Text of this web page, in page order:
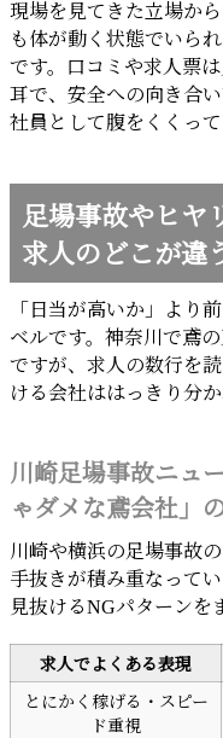
現場を見てきた立場か
も体が動く状態でいら
です。口コミや求人票
耳で、安全への向き合
社員として腹をくくって
足場事故やヒヤ
求人のどこが違
「日当が高いか」より
ベルです。神奈川で鳶
ですが、求人の数行を
ける会社ははっきり分か
川崎足場事故ニュ
ゃダメな鳶会社」
川崎や横浜の足場事故
手抜きが積み重なって
見抜けるNGパターンを
求人でよくある表現
とにかく稼げる・スピー
ド重視